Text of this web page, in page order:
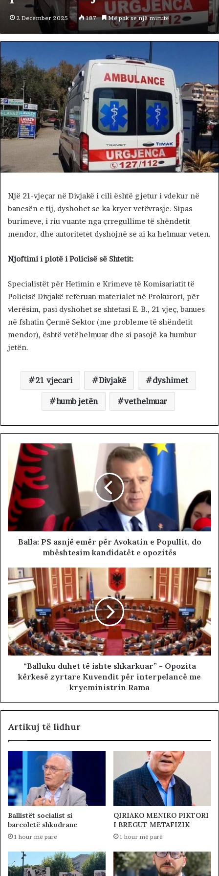
2 December 2025 187 Më pak se një minutë
Një 21-vjeçar në Divjakë i cili është gjetur i vdekur në
banesën e tij, dyshohet se ka kryer vetëvrasje. Sipas
burimeve, i riu vuante nga çrregullime të shëndetit
mendor, dhe autoritetet dyshojnë se ai ka helmuar veten.
Njoftimi i plotë i Policisë së Shtetit:
Specialistët për Hetimin e Krimeve të Komisariatit të
Policisë Divjakë referuan materialet në Prokurori, për
vlerësim, pasi dyshohet se shtetasi E. B., 21 vjeç, banues
në fshatin Çermë Sektor (me probleme të shëndetit
mendor), është vetëhelmuar dhe si pasojë ka humbur
jetën.
21 vjecari Divjakë dyshimet
humb jetën vethelmuar
Balla: PS asnjë emër për Avokatin e Popullit, do
mbështesim kandidatët e opozitës
“Balluku duhet të ishte shkarkuar” - Opozita
kërkesë zyrtare Kuvendit për interpelancë me
kryeministrin Rama
Artikuj të lidhur
Ballistët socialist si
barcoletë shkodrane
1 hour më parë
QIRIAKO MENIKO PIKTORI
I BREGUT METAFIZIK
1 hour më parë